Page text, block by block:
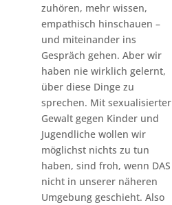
zuhören, mehr wissen,
empathisch hinschauen –
und miteinander ins
Gespräch gehen. Aber wir
haben nie wirklich gelernt,
über diese Dinge zu
sprechen. Mit sexualisierter
Gewalt gegen Kinder und
Jugendliche wollen wir
möglichst nichts zu tun
haben, sind froh, wenn DAS
nicht in unserer näheren
Umgebung geschieht. Also